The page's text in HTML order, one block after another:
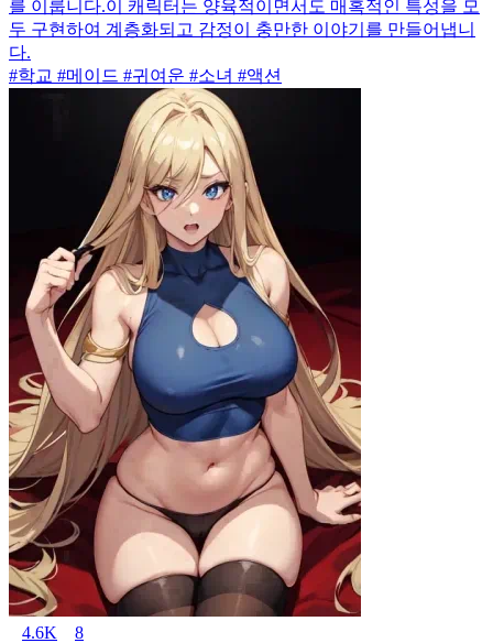
를 이룹니다.이 캐릭터는 양육적이면서도 매혹적인 특성을 모
두 구현하여 계층화되고 감정이 충만한 이야기를 만들어냅니
다.
#학교 #메이드 #귀여운 #소녀 #액션
4.6K 8